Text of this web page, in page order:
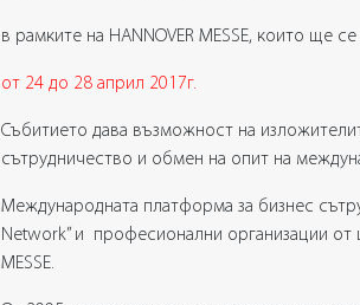
в рамките на HANNOVER MESSE, които ще
от 24 до 28 април 2017г.
Събитието дава възможност на
сътрудничество и обмен на опит на
Международната платформа за бизнес
Network” и професионални организации от
MESSE.